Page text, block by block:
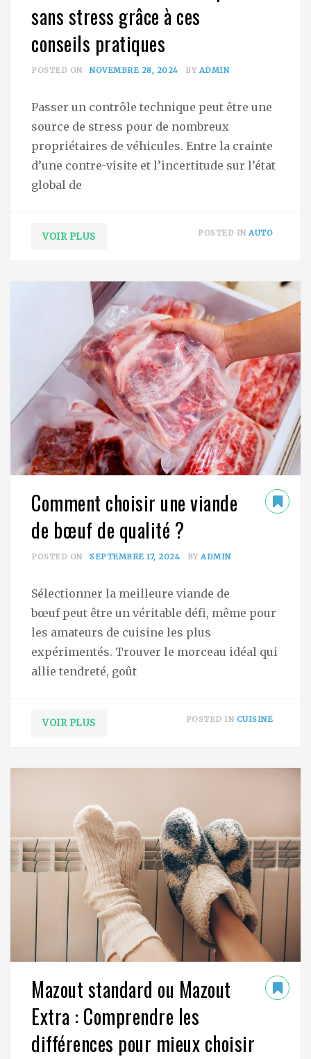
sans stress grâce à ces
conseils pratiques
POSTED ON NOVEMBRE 28, 2024 BY ADMIN
Passer un contrôle technique peut être une
source de stress pour de nombreux
propriétaires de véhicules. Entre la crainte
d’une contre-visite et l’incertitude sur l’état
global de
VOIR PLUS POSTED IN AUTO
Comment choisir une viande
de bœuf de qualité ?
POSTED ON SEPTEMBRE 17, 2024 BY ADMIN
Sélectionner la meilleure viande de
bœuf peut être un véritable défi, même pour
les amateurs de cuisine les plus
expérimentés. Trouver le morceau idéal qui
allie tendreté, goût
VOIR PLUS POSTED IN CUISINE
Mazout standard ou Mazout
Extra : Comprendre les
différences pour mieux choisir